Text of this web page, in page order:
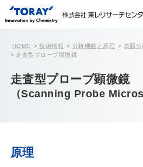
HOME 技術情報 分析機能と原理
表面分
走査型プローブ顕微鏡
走査型プローブ顕微鏡
（Scanning Probe
原理